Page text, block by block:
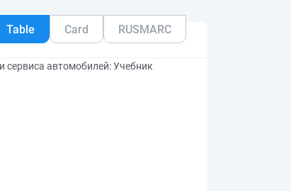
Table Card RUSMARC
сервиса автомобилей: Учебник